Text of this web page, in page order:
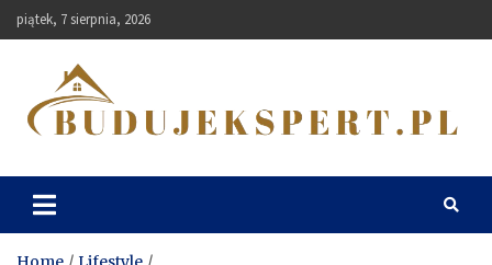
Skip
to
piątek, 7 sierpnia, 2026
Budujekspert